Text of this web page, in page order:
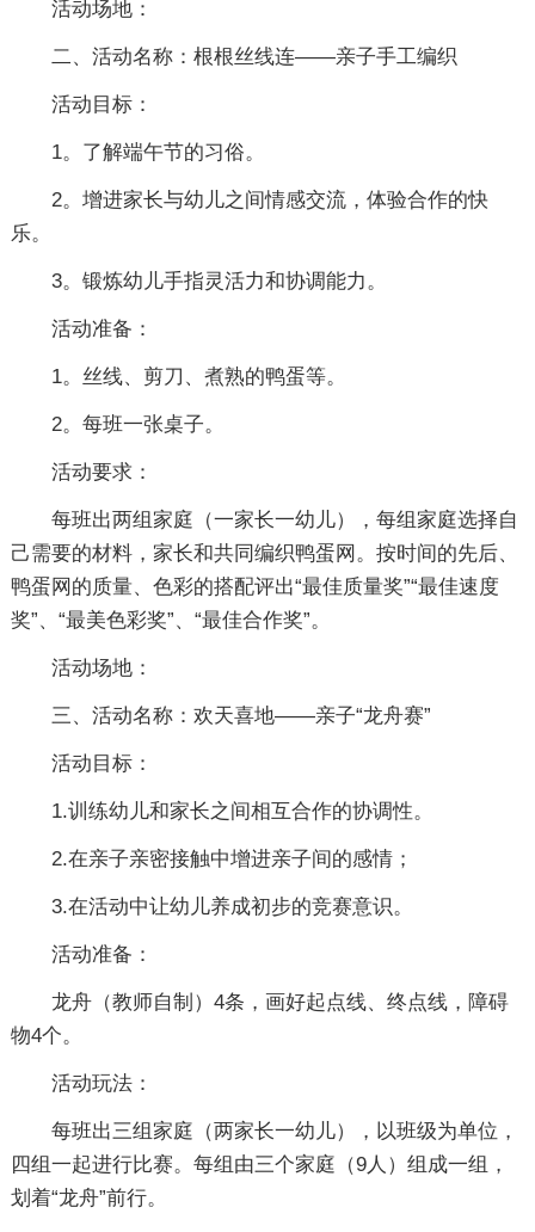
活动场地：
二、活动名称：根根丝线连――亲子手工编织
活动目标：
1。了解端午节的习俗。
2。增进家长与幼儿之间情感交流，体验合作的快
乐。
3。锻炼幼儿手指灵活力和协调能力。
活动准备：
1。丝线、剪刀、煮熟的鸭蛋等。
2。每班一张桌子。
活动要求：
每班出两组家庭（一家长一幼儿），每组家庭选择自
己需要的材料，家长和共同编织鸭蛋网。按时间的先后、
鸭蛋网的质量、色彩的搭配评出“最佳质量奖”“最佳速度
奖”、“最美色彩奖”、“最佳合作奖”。
活动场地：
三、活动名称：欢天喜地――亲子“龙舟赛”
活动目标：
1.训练幼儿和家长之间相互合作的协调性。
2.在亲子亲密接触中增进亲子间的感情；
3.在活动中让幼儿养成初步的竞赛意识。
活动准备：
龙舟（教师自制）4条，画好起点线、终点线，障碍
物4个。
活动玩法：
每班出三组家庭（两家长一幼儿），以班级为单位，
四组一起进行比赛。每组由三个家庭（9人）组成一组，
划着“龙舟”前行。